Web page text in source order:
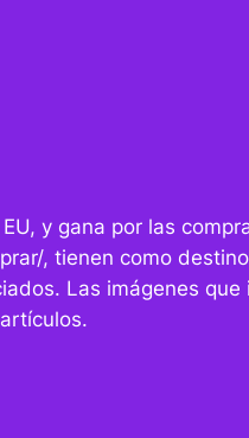
y gana por las
, tienen como
Las imágenes que